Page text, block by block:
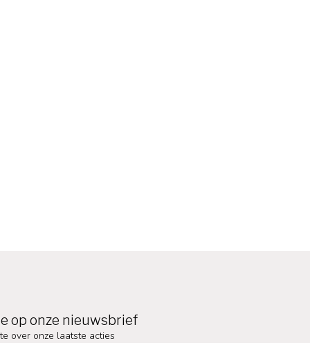
op onze nieuwsbrief
over onze laatste acties